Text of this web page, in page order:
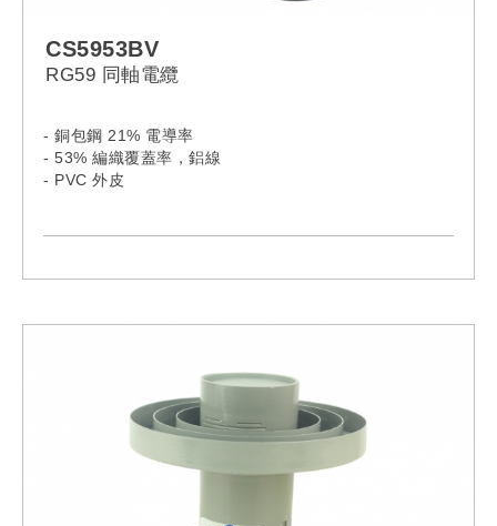
CS5953BV
RG59 同軸電纜
- 銅包鋼 21% 電導率
- 53% 編織覆蓋率，鋁線
- PVC 外皮